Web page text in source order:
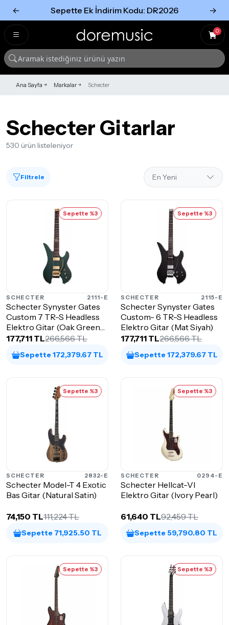
← Sepette Ek İndirim Kodu: DR2026 →
0
Ana Sayfa Markalar Schecter
Schecter Gitarlar
530 ürün listeleniyor
Filtrele
Sepette %3
SCHECTER 2111-E
Schecter Synyster Gates
Custom 7 TR-S Headless
Elektro Gitar (Oak Green
Metal...
177,711 TL266,566 TL
Sepette 172,379.67 TL
Sepette %3
SCHECTER 2115-E
Schecter Synyster Gates
Custom- 6 TR-S Headless
Elektro Gitar (Mat Siyah)
177,711 TL266,566 TL
Sepette 172,379.67 TL
Sepette %3
SCHECTER 2832-E
Schecter Model-T 4 Exotic
Bas Gitar (Natural Satin)
74,150 TL111,224 TL
Sepette 71,925.50 TL
Sepette %3
SCHECTER 0294-E
Schecter Hellcat-VI
Elektro Gitar (Ivory Pearl)
61,640 TL92,459 TL
Sepette 59,790.80 TL
Sepette %3 Sepette %3
Tümünü Gör
Tümünü gör